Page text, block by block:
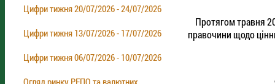
Цифри тижня 20/07/2026 - 24/07/2026
Цифри тижня 13/07/2026 - 17/07/2026
Цифри тижня 06/07/2026 - 10/07/2026
Протягом травня
правочини щодо